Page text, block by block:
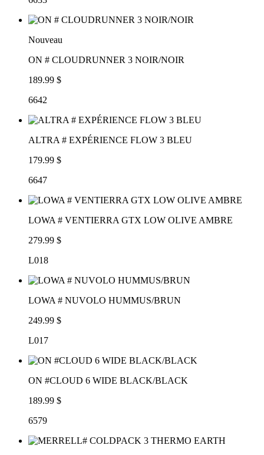
Nouveau
ON # CLOUDRUNNER 3 NOIR/NOIR
189.99 $
6642
ALTRA # EXPÉRIENCE FLOW 3 BLEU
179.99 $
6647
LOWA # VENTIERRA GTX LOW OLIVE AMBRE
279.99 $
L018
LOWA # NUVOLO HUMMUS/BRUN
249.99 $
L017
ON #CLOUD 6 WIDE BLACK/BLACK
189.99 $
6579